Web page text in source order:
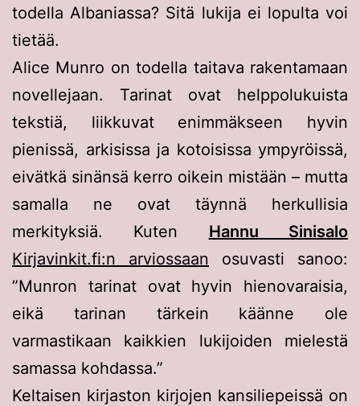
todella Albaniassa? Sitä lukija ei lopulta voi
tietää.
Alice Munro on todella taitava rakentamaan
novellejaan. Tarinat ovat helppolukuista
tekstiä, liikkuvat enimmäkseen hyvin
pienissä, arkisissa ja kotoisissa ympyröissä,
eivätkä sinänsä kerro oikein mistään – mutta
samalla ne ovat täynnä herkullisia
merkityksiä. Kuten Hannu Sinisalo
Kirjavinkit.fi:n arviossaan osuvasti sanoo:
”Munron tarinat ovat hyvin hienovaraisia,
eikä tarinan tärkein käänne ole
varmastikaan kaikkien lukijoiden mielestä
samassa kohdassa.”
Keltaisen kirjaston kirjojen kansiliepeissä on